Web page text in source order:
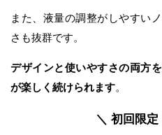
また、液量の調整がしやすい
さも抜群です。
デザインと使いやすさの両方
が楽しく続けられます。
＼ 初回限定